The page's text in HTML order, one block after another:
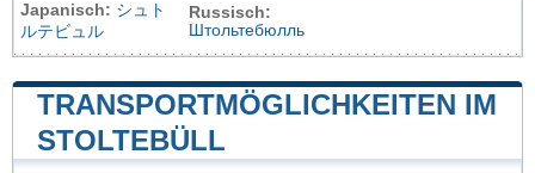
Japanisch: シュト
ルテビュル
Russisch:
Штольтебюлль
TRANSPORTMÖGLICHKEITEN IM
STOLTEBÜLL